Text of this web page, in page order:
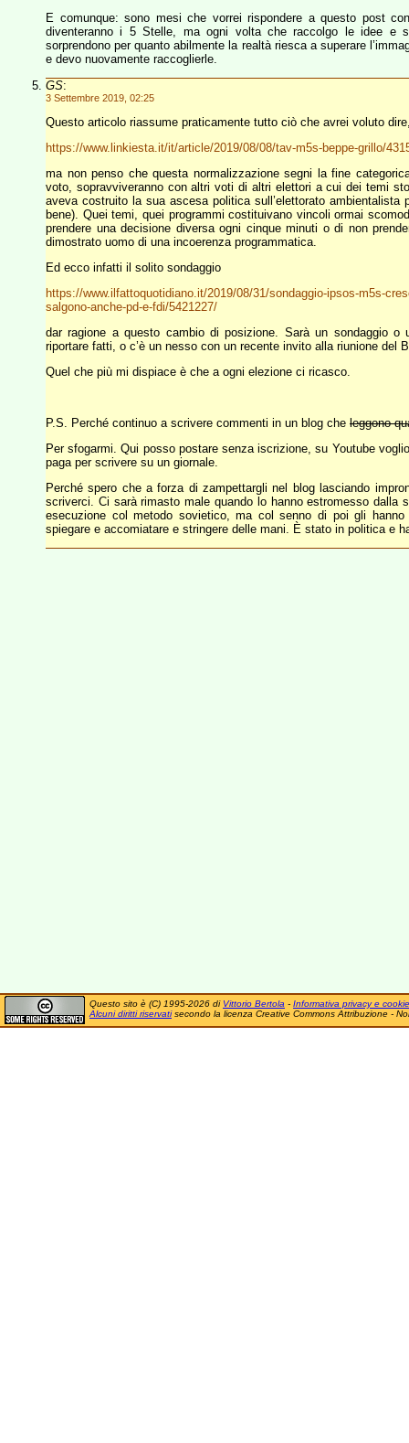
E comunque: sono mesi che vorrei rispondere a questo post
diventeranno i 5 Stelle, ma ogni volta che raccolgo le idee e
sorprendono per quanto abilmente la realtà riesca a superare
e devo nuovamente raccoglierle.
GS:
3 Settembre 2019, 02:25
Questo articolo riassume praticamente tutto ciò che avrei voluto
https://www.linkiesta.it/it/article/2019/08/08/tav-m5s-beppe-grillo/
ma non penso che questa normalizzazione segni la fine
voto, sopravviveranno con altri voti di altri elettori a cui dei temi
aveva costruito la sua ascesa politica sull’elettorato
bene). Quei temi, quei programmi costituivano vincoli ormai
prendere una decisione diversa ogni cinque minuti o di non
dimostrato uomo di una incoerenza programmatica.
Ed ecco infatti il solito sondaggio
https://www.ilfattoquotidiano.it/2019/08/31/sondaggio-ipsos-m5s-
salgono-anche-pd-e-fdi/5421227/
dar ragione a questo cambio di posizione. Sarà un sondaggio
riportare fatti, o c’è un nesso con un recente invito alla riunione del
Quel che più mi dispiace è che a ogni elezione ci ricasco.
P.S. Perché continuo a scrivere commenti in un blog che leggono
Per sfogarmi. Qui posso postare senza iscrizione, su Youtube
paga per scrivere su un giornale.
Perché spero che a forza di zampettargli nel blog lasciando
scriverci. Ci sarà rimasto male quando lo hanno estromesso dalla
esecuzione col metodo sovietico, ma col senno di poi gli
spiegare e accomiatare e stringere delle mani. È stato in politica e
Questo sito è (C) 1995-2026 di Vittorio Bertola - Informativa privacy e cookie
Alcuni diritti riservatisecondo la licenza Creative Commons Attribuzione -